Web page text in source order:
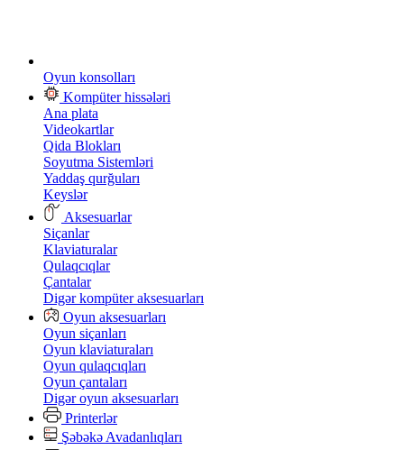
Oyun konsolları
Kompüter hissələri
Ana plata
Videokartlar
Qida Blokları
Soyutma Sistemləri
Yaddaş qurğuları
Keyslər
Aksesuarlar
Siçanlar
Klaviaturalar
Qulaqcıqlar
Çantalar
Digər kompüter aksesuarları
Oyun aksesuarları
Oyun siçanları
Oyun klaviaturaları
Oyun qulaqcıqları
Oyun çantaları
Digər oyun aksesuarları
Printerlər
Şəbəkə Avadanlıqları